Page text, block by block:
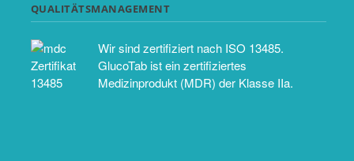
QUALITÄTSMANAGEMENT
Wir sind zertifiziert nach ISO 13485.
GlucoTab ist ein zertifiziertes
Medizinprodukt (MDR) der Klasse IIa.